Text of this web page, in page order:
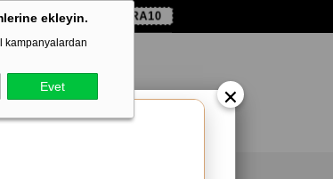
ekleyin.
kampanyalardan
Evet
ÇEKİ! KOD: SEYRA10
×